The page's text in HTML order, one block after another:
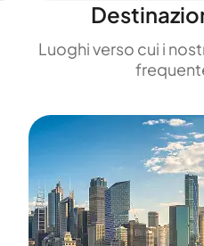
Luoghi verso cui i